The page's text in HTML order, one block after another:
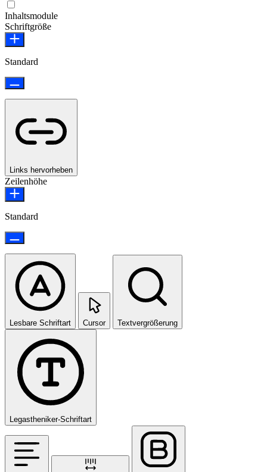
Inhaltsmodule
Schriftgröße
Standard
Links hervorheben
Zeilenhöhe
Standard
Lesbare Schriftart Cursor Textvergrößerung
Legastheniker-Schriftart